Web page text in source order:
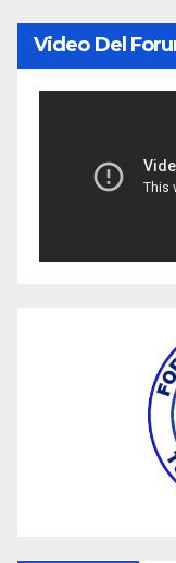
Video Del